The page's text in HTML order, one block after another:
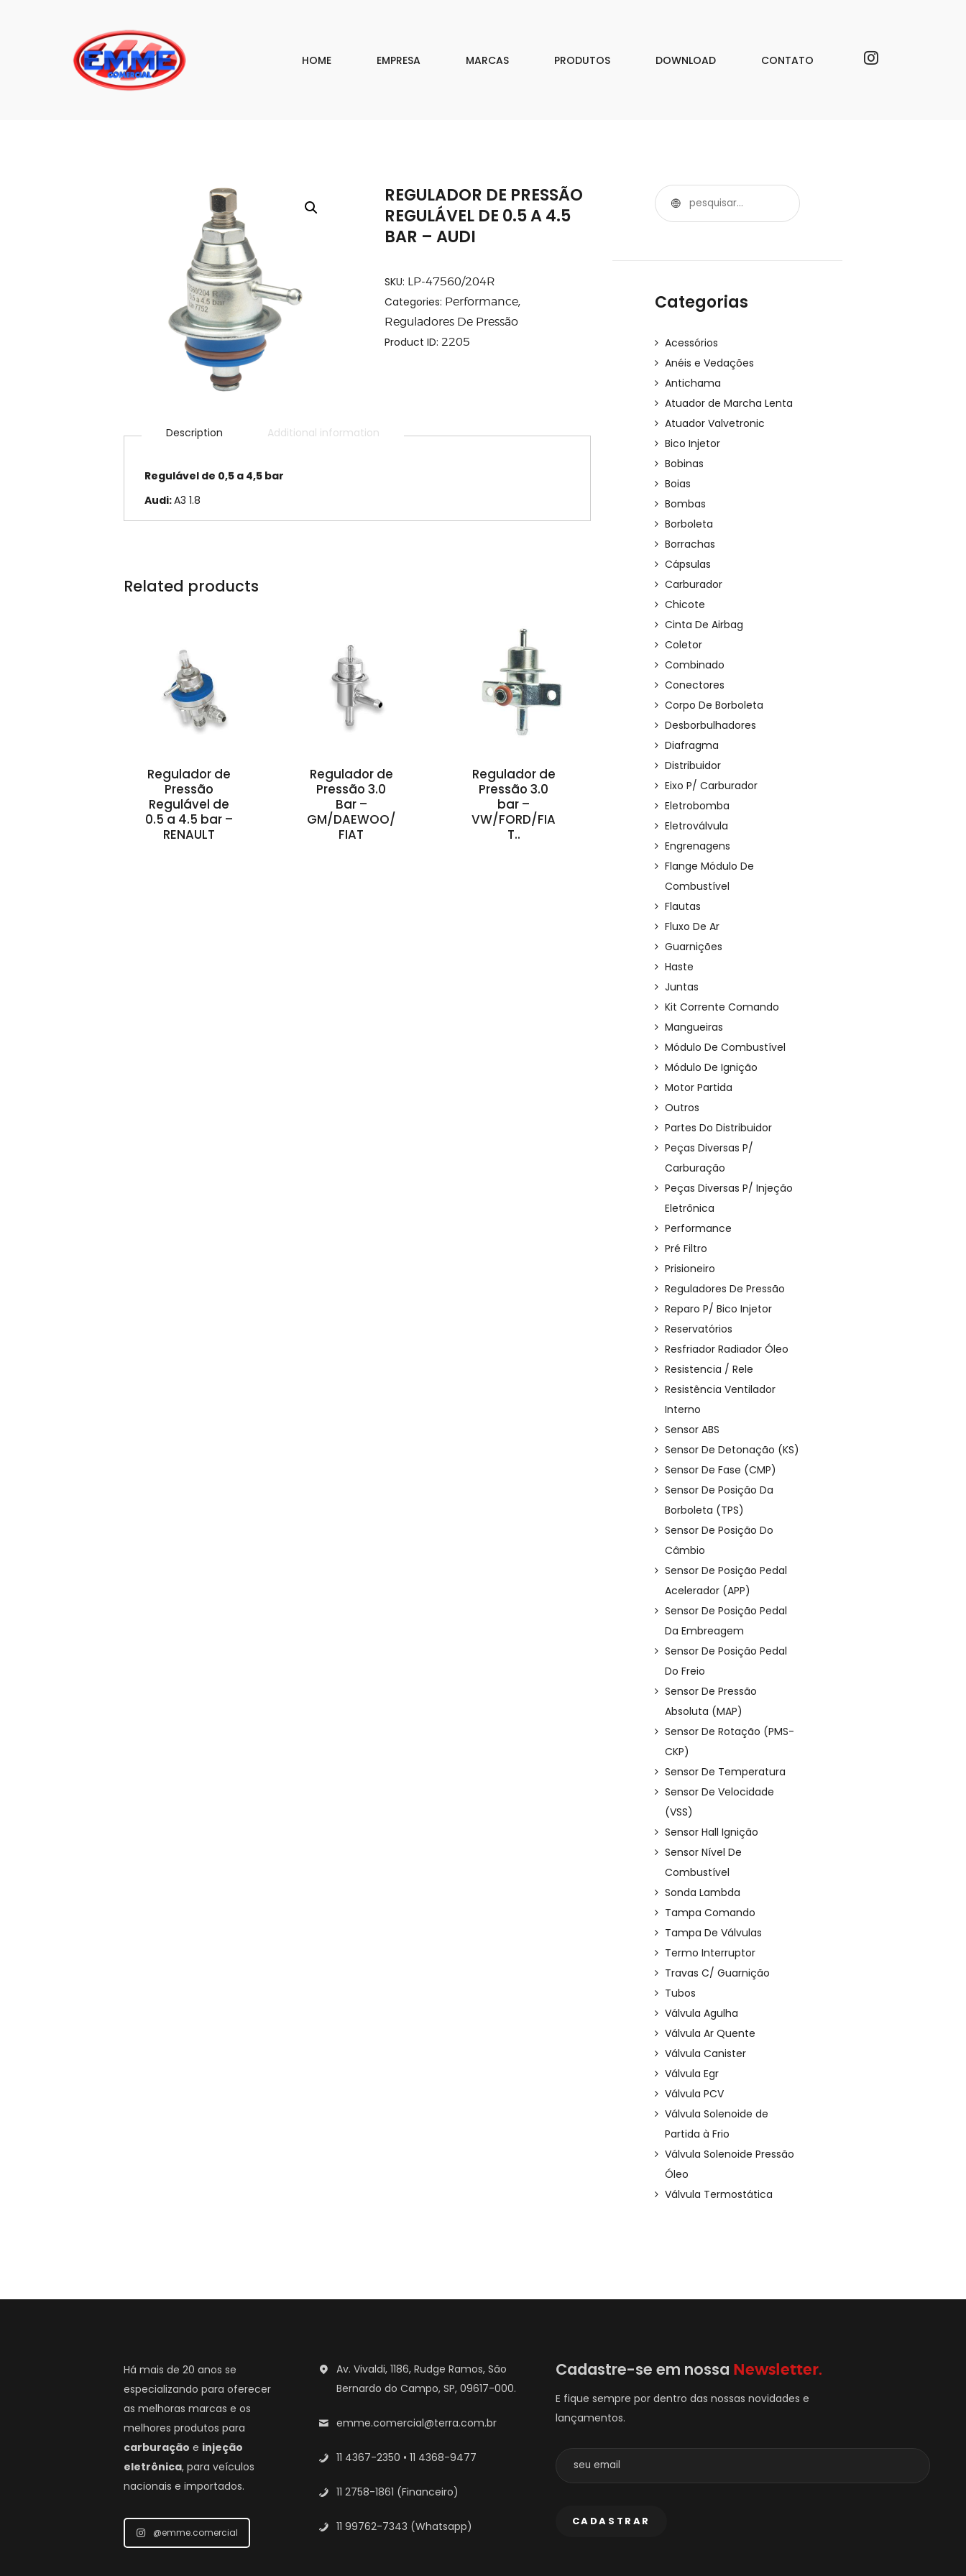
HOME EMPRESA MARCAS PRODUTOS DOWNLOAD CONTATO
PRODUTOS
REGULADOR DE PRESSÃO
REGULÁVEL DE 0.5 A 4.5
BAR – AUDI
SKU: LP-47560/204R
Categories: Performance,
Reguladores De Pressão
Product ID: 2205
Description Additional information
Regulável de 0,5 a 4,5 bar
Audi:A3 1.8
Related products
Regulador de
Pressão
Regulável de
0.5 a 4.5 bar –
RENAULT
Regulador de
Pressão 3.0
Bar –
GM/DAEWOO/
FIAT
Regulador de
Pressão 3.0
bar –
VW/FORD/FIA
T..
PESQUISAR
Categorias
Acessórios
Anéis e Vedações
Antichama
Atuador de Marcha Lenta
Atuador Valvetronic
Bico Injetor
Bobinas
Boias
Bombas
Borboleta
Borrachas
Cápsulas
Carburador
Chicote
Cinta De Airbag
Coletor
Combinado
Conectores
Corpo De Borboleta
Desborbulhadores
Diafragma
Distribuidor
Eixo P/ Carburador
Eletrobomba
Eletroválvula
Engrenagens
Flange Módulo De
Combustível
Flautas
Fluxo De Ar
Guarnições
Haste
Juntas
Kit Corrente Comando
Mangueiras
Módulo De Combustível
Módulo De Ignição
Motor Partida
Outros
Partes Do Distribuidor
Peças Diversas P/
Carburação
Peças Diversas P/ Injeção
Eletrônica
Performance
Pré Filtro
Prisioneiro
Reguladores De Pressão
Reparo P/ Bico Injetor
Reservatórios
Resfriador Radiador Óleo
Resistencia / Rele
Resistência Ventilador
Interno
Sensor ABS
Sensor De Detonação (KS)
Sensor De Fase (CMP)
Sensor De Posição Da
Borboleta (TPS)
Sensor De Posição Do
Câmbio
Sensor De Posição Pedal
Acelerador (APP)
Sensor De Posição Pedal
Da Embreagem
Sensor De Posição Pedal
Do Freio
Sensor De Pressão
Absoluta (MAP)
Sensor De Rotação (PMS-
CKP)
Sensor De Temperatura
Sensor De Velocidade
(VSS)
Sensor Hall Ignição
Sensor Nível De
Combustível
Sonda Lambda
Tampa Comando
Tampa De Válvulas
Termo Interruptor
Travas C/ Guarnição
Tubos
Válvula Agulha
Válvula Ar Quente
Válvula Canister
Válvula Egr
Válvula PCV
Válvula Solenoide de
Partida à Frio
Válvula Solenoide Pressão
Óleo
Válvula Termostática
Há mais de 20 anos se
especializando para oferecer
as melhoras marcas e os
melhores produtos para
carburação e injeção
eletrônica, para veículos
nacionais e importados.
@emme.comercial
Av. Vivaldi, 1186, Rudge Ramos, São
Bernardo do Campo, SP, 09617-000.
emme.comercial@terra.com.br
11 4367-2350 • 11 4368-9477
11 2758-1861 (Financeiro)
11 99762-7343 (Whatsapp)
Cadastre-se em nossa Newsletter.
E fique sempre por dentro das nossas novidades e
lançamentos.